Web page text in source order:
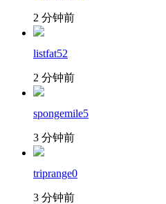
2 分钟前
listfat52
2 分钟前
spongemile5
3 分钟前
triprange0
3 分钟前